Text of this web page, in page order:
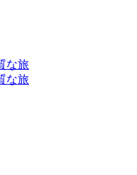
な旅
な旅